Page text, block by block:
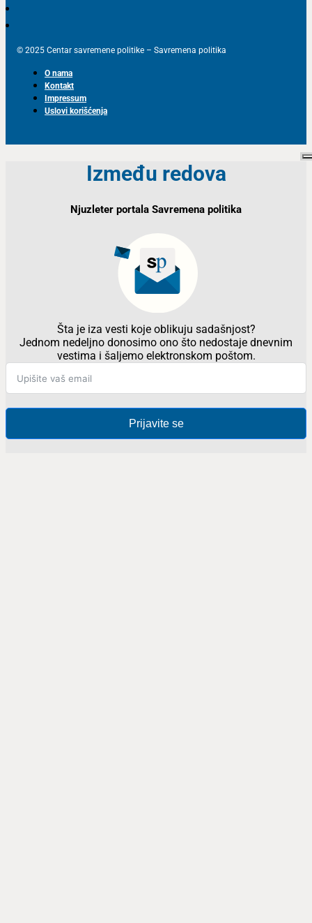
© 2025 Centar savremene politike – Savremena politika
O nama
Kontakt
Impressum
Uslovi korišćenja
Između redova
Njuzleter portala Savremena politika
Šta je iza vesti koje oblikuju sadašnjost?
Jednom nedeljno donosimo ono što nedostaje dnevnim
vestima i šaljemo elektronskom poštom.
Prijavite se